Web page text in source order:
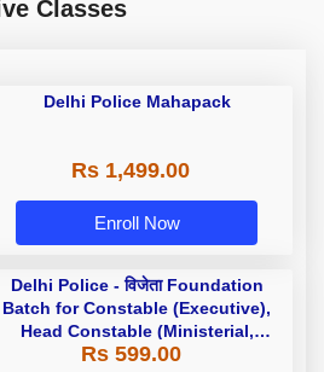
Classes
Delhi Police Mahapack
Rs 1,499.00
Enroll Now
Delhi Police - विजेता Foundation
Batch for Constable (Executive),
Head Constable (Ministerial,
AWO/TPO) & more with Test Series
Rs 599.00